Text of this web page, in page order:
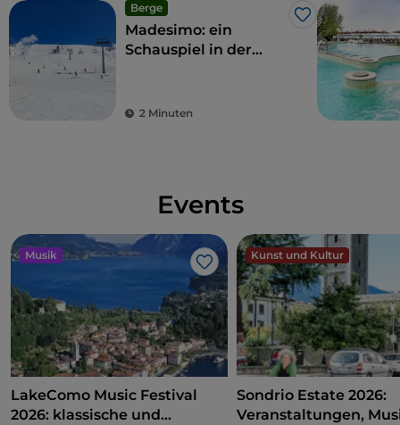
Berge
Like
Madesimo: ein
Schauspiel in der
2 Minuten
Events
Musik
Like
LakeComo Music Festival
2026: klassische und
Kunst und Kultur
Sondrio Estate 2026:
Veranstaltungen,